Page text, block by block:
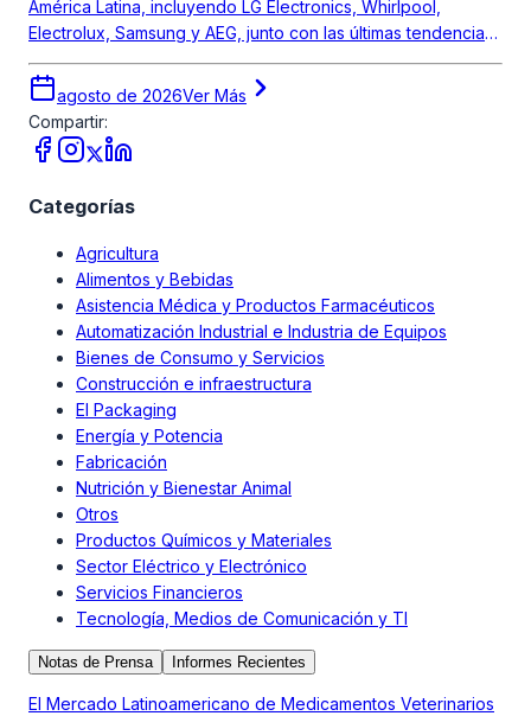
América Latina, incluyendo LG Electronics, Whirlpool,
Electrolux, Samsung y AEG, junto con las últimas tendencias
del mercado.
agosto de 2026Ver Más
Compartir:
Categorías
Agricultura
Alimentos y Bebidas
Asistencia Médica y Productos Farmacéuticos
Automatización Industrial e Industria de Equipos
Bienes de Consumo y Servicios
Construcción e infraestructura
El Packaging
Energía y Potencia
Fabricación
Nutrición y Bienestar Animal
Otros
Productos Químicos y Materiales
Sector Eléctrico y Electrónico
Servicios Financieros
Tecnología, Medios de Comunicación y TI
Notas de Prensa Informes Recientes
El Mercado Latinoamericano de Medicamentos Veterinarios